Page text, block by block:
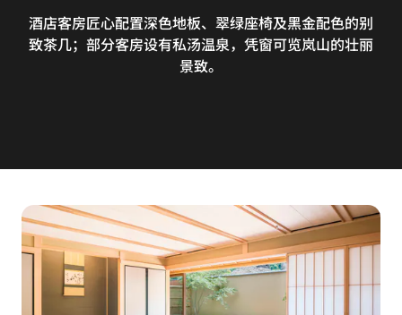
酒店客房匠心配置深色地板、翠绿座椅及黑金配色的别
致茶几；部分客房设有私汤温泉，凭窗可览岚山的壮丽
景致。